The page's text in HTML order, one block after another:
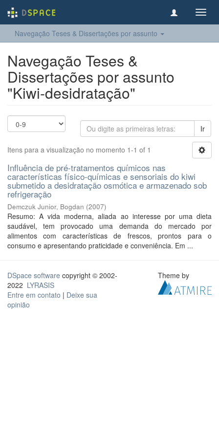
Navegação Teses & Dissertações por assunto
Navegação Teses &
Dissertações por assunto
"Kiwi-desidratação"
Ir
Itens para a visualização no momento 1-1 of 1
Influência de pré-tratamentos químicos nas
características físico-químicas e sensoriais do kiwi
submetido a desidratação osmótica e armazenado sob
refrigeração
Demczuk Junior, Bogdan (2007)
Resumo: A vida moderna, aliada ao interesse por uma dieta
saudável, tem provocado uma demanda do mercado por
alimentos com características de frescos, prontos para o
consumo e apresentando praticidade e conveniência. Em ...
DSpace software copyright © 2002-
2022 LYRASIS
Entre em contato | Deixe sua
opinião
Theme by